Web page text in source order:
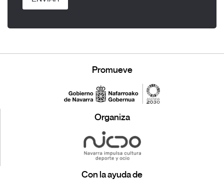
Promueve
Organiza
Con la ayuda de